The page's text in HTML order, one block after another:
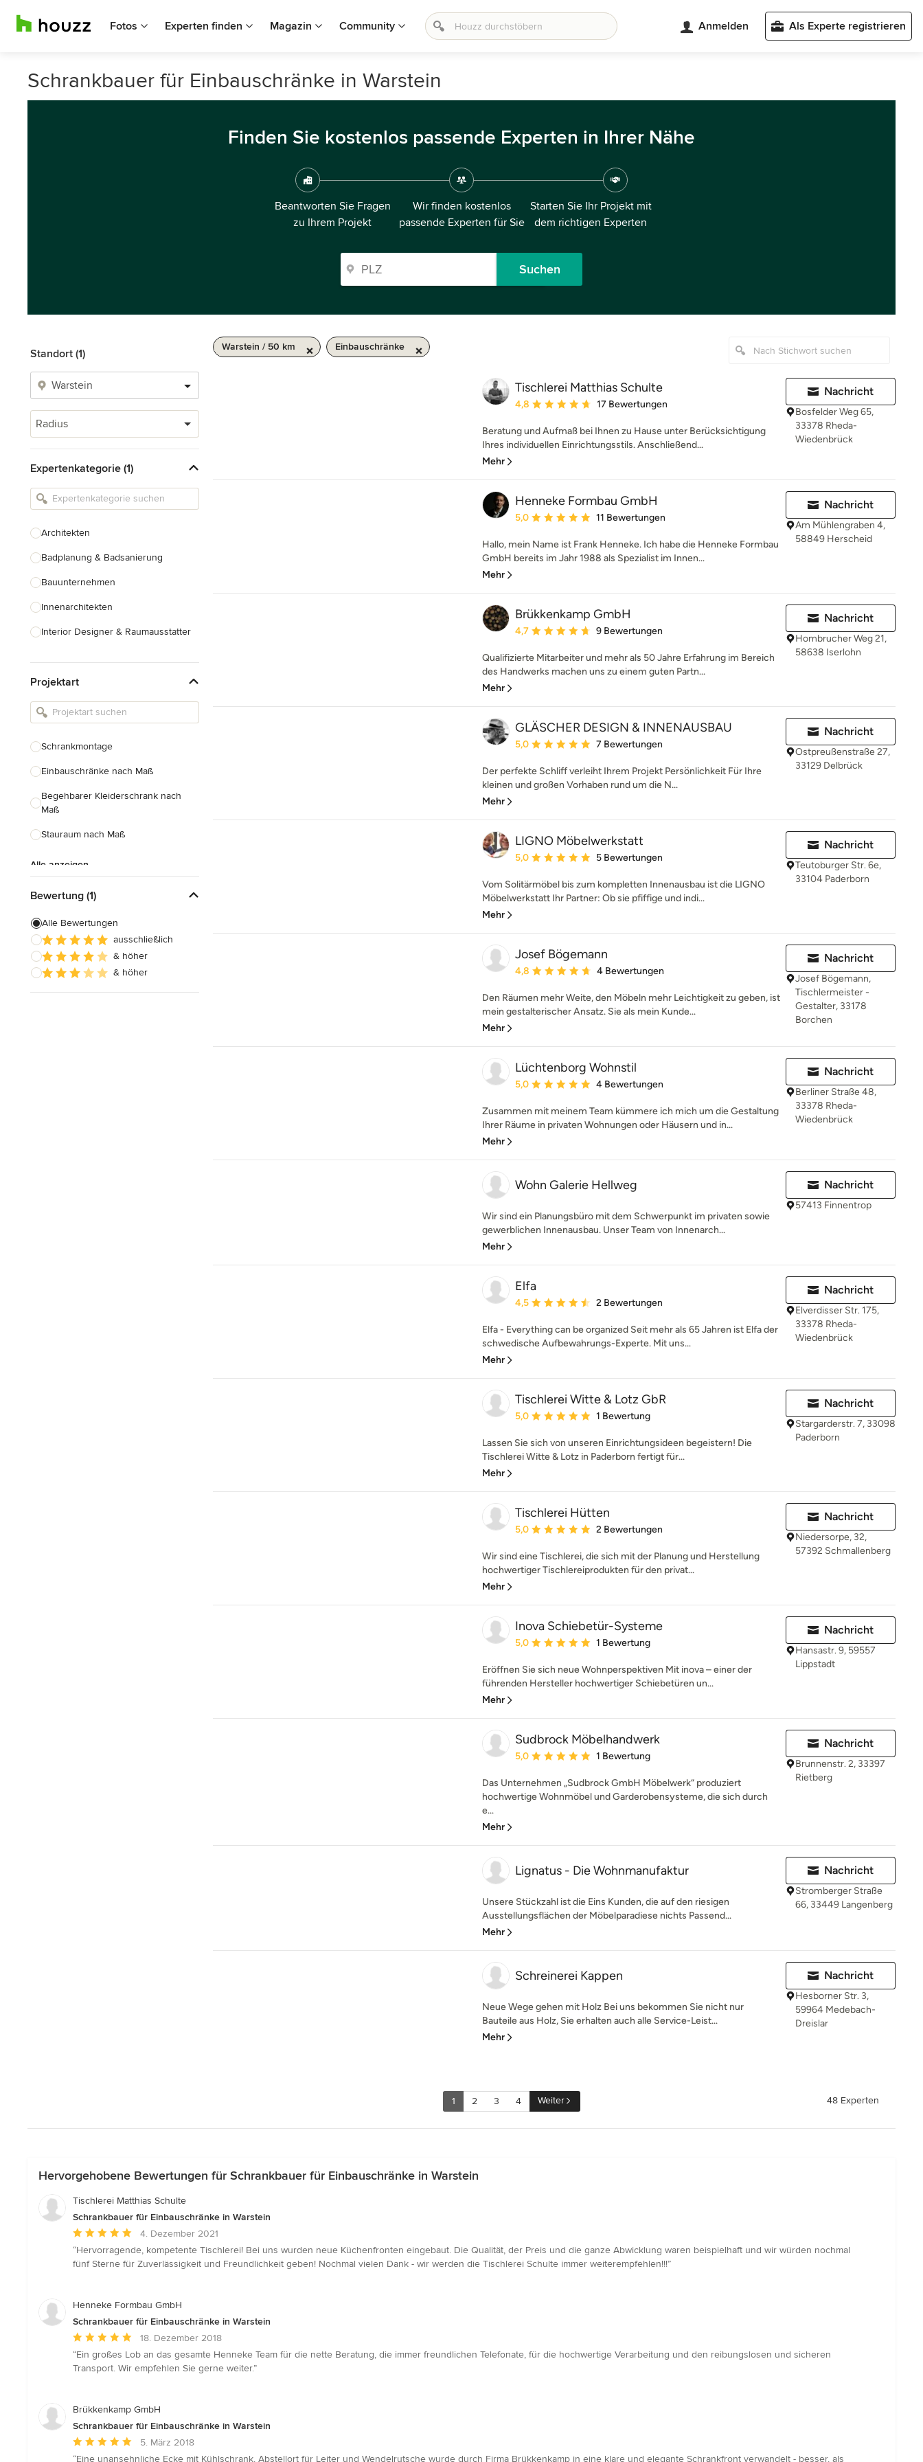
Fotos Experten finden Magazin Community Anmelden Als Experte registrieren
Schrankbauer für Einbauschränke in Warstein
Finden Sie kostenlos passende Experten in Ihrer Nähe
Beantworten Sie Fragen
zu Ihrem Projekt
Wir finden kostenlos
passende Experten für Sie
Starten Sie Ihr Projekt mit
dem richtigen Experten
Suchen
Standort (1)
Radius
Expertenkategorie (1)
Architekten
Badplanung & Badsanierung
Bauunternehmen
Innenarchitekten
Interior Designer & Raumausstatter
Landschaftsarchitekten
Armaturen & Sanitärbedarf
Einbauschränke
Projektart
Schrankmontage
Einbauschränke nach Maß
Begehbarer Kleiderschrank nach
Maß
Stauraum nach Maß
Alle anzeigen
Bewertung (1)
Alle Bewertungen
ausschließlich
& höher
& höher
Warstein / 50 km Einbauschränke
Tischlerei Matthias Schulte
Durchschnittliche Bewertung: 4.8 von 5 Sternen
4,8 17 Bewertungen
Beratung und Aufmaß bei Ihnen zu Hause unter Berücksichtigung
Ihres individuellen Einrichtungsstils. Anschließend...
Mehr
Nachricht
Bosfelder Weg 65,
33378 Rheda-
Wiedenbrück
Henneke Formbau GmbH
Durchschnittliche Bewertung: 5 von 5 Sternen
5,0 11 Bewertungen
Hallo, mein Name ist Frank Henneke. Ich habe die Henneke Formbau
GmbH bereits im Jahr 1988 als Spezialist im Innen...
Mehr
Nachricht
Am Mühlengraben 4,
58849 Herscheid
Brükkenkamp GmbH
Durchschnittliche Bewertung: 4.7 von 5 Sternen
4,7 9 Bewertungen
Qualifizierte Mitarbeiter und mehr als 50 Jahre Erfahrung im Bereich
des Handwerks machen uns zu einem guten Partn...
Mehr
Nachricht
Hombrucher Weg 21,
58638 Iserlohn
GLÄSCHER DESIGN & INNENAUSBAU
Durchschnittliche Bewertung: 5 von 5 Sternen
5,0 7 Bewertungen
Der perfekte Schliff verleiht Ihrem Projekt Persönlichkeit Für Ihre
kleinen und großen Vorhaben rund um die N...
Mehr
Nachricht
Ostpreußenstraße 27,
33129 Delbrück
LIGNO Möbelwerkstatt
Durchschnittliche Bewertung: 5 von 5 Sternen
5,0 5 Bewertungen
Vom Solitärmöbel bis zum kompletten Innenausbau ist die LIGNO
Möbelwerkstatt Ihr Partner: Ob sie pfiffige und indi...
Mehr
Nachricht
Teutoburger Str. 6e,
33104 Paderborn
Josef Bögemann
Durchschnittliche Bewertung: 4.8 von 5 Sternen
4,8 4 Bewertungen
Den Räumen mehr Weite, den Möbeln mehr Leichtigkeit zu geben, ist
mein gestalterischer Ansatz. Sie als mein Kunde...
Mehr
Nachricht
Josef Bögemann,
Tischlermeister -
Gestalter, 33178
Borchen
Lüchtenborg Wohnstil
Durchschnittliche Bewertung: 5 von 5 Sternen
5,0 4 Bewertungen
Zusammen mit meinem Team kümmere ich mich um die Gestaltung
Ihrer Räume in privaten Wohnungen oder Häusern und in...
Mehr
Nachricht
Berliner Straße 48,
33378 Rheda-
Wiedenbrück
Wohn Galerie Hellweg
Wir sind ein Planungsbüro mit dem Schwerpunkt im privaten sowie
gewerblichen Innenausbau. Unser Team von Innenarch...
Mehr
Nachricht
57413 Finnentrop
Elfa
Durchschnittliche Bewertung: 4.5 von 5 Sternen
4,5 2 Bewertungen
Elfa - Everything can be organized Seit mehr als 65 Jahren ist Elfa der
schwedische Aufbewahrungs-Experte. Mit uns...
Mehr
Nachricht
Elverdisser Str. 175,
33378 Rheda-
Wiedenbrück
Tischlerei Witte & Lotz GbR
Durchschnittliche Bewertung: 5 von 5 Sternen
5,0 1 Bewertung
Lassen Sie sich von unseren Einrichtungsideen begeistern! Die
Tischlerei Witte & Lotz in Paderborn fertigt für...
Mehr
Nachricht
Stargarderstr. 7, 33098
Paderborn
Tischlerei Hütten
Durchschnittliche Bewertung: 5 von 5 Sternen
5,0 2 Bewertungen
Wir sind eine Tischlerei, die sich mit der Planung und Herstellung
hochwertiger Tischlereiprodukten für den privat...
Mehr
Nachricht
Niedersorpe, 32,
57392 Schmallenberg
Inova Schiebetür-Systeme
Durchschnittliche Bewertung: 5 von 5 Sternen
5,0 1 Bewertung
Eröffnen Sie sich neue Wohnperspektiven Mit inova – einer der
führenden Hersteller hochwertiger Schiebetüren un...
Mehr
Nachricht
Hansastr. 9, 59557
Lippstadt
Sudbrock Möbelhandwerk
Durchschnittliche Bewertung: 5 von 5 Sternen
5,0 1 Bewertung
Das Unternehmen „Sudbrock GmbH Möbelwerk“ produziert
hochwertige Wohnmöbel und Garderobensysteme, die sich durch
e...
Mehr
Nachricht
Brunnenstr. 2, 33397
Rietberg
Lignatus - Die Wohnmanufaktur
Unsere Stückzahl ist die Eins Kunden, die auf den riesigen
Ausstellungsflächen der Möbelparadiese nichts Passend...
Mehr
Nachricht
Stromberger Straße
66, 33449 Langenberg
Schreinerei Kappen
Neue Wege gehen mit Holz Bei uns bekommen Sie nicht nur
Bauteile aus Holz, Sie erhalten auch alle Service-Leist...
Mehr
Nachricht
Hesborner Str. 3,
59964 Medebach-
Dreislar
1 2 3 4 Weiter 48 Experten
Hervorgehobene Bewertungen für Schrankbauer für Einbauschränke in Warstein
Tischlerei Matthias Schulte
Schrankbauer für Einbauschränke in Warstein
Durchschnittliche
Bewertung:
5
Sternen
4. Dezember 2021
“Hervorragende, kompetente Tischlerei! Bei uns wurden neue Küchenfronten eingebaut. Die Qualität, der Preis und die ganze Abwicklung waren beispielhaft und wir würden nochmal
fünf Sterne für Zuverlässigkeit und Freundlichkeit geben! Nochmal vielen Dank - wir werden die Tischlerei Schulte immer weiterempfehlen!!!”
Henneke Formbau GmbH
Schrankbauer für Einbauschränke in Warstein
Durchschnittliche
Bewertung:
5
Sternen
18. Dezember 2018
“Ein großes Lob an das gesamte Henneke Team für die nette Beratung, die immer freundlichen Telefonate, für die hochwertige Verarbeitung und den reibungslosen und sicheren
Transport. Wir empfehlen Sie gerne weiter.”
Brükkenkamp GmbH
Schrankbauer für Einbauschränke in Warstein
Durchschnittliche
Bewertung:
5. März 2018
“Eine unansehnliche Ecke mit Kühlschrank, Abstellort für Leiter und Wendelrutsche wurde durch Firma Brükkenkamp in eine klare und elegante Schrankfront verwandelt - besser, als